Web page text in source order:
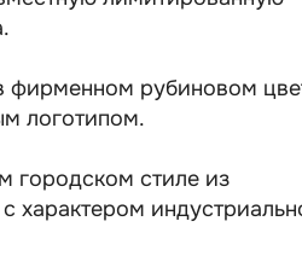
фирменном рубиновом
логотипом.
городском стиле из
характером